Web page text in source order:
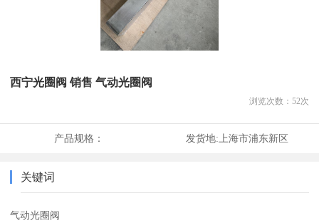
西宁光圈阀 销售 气动光圈阀
浏览次数： 52次
产品规格： 发货地: 上海市浦东新区
关键词
气动光圈阀